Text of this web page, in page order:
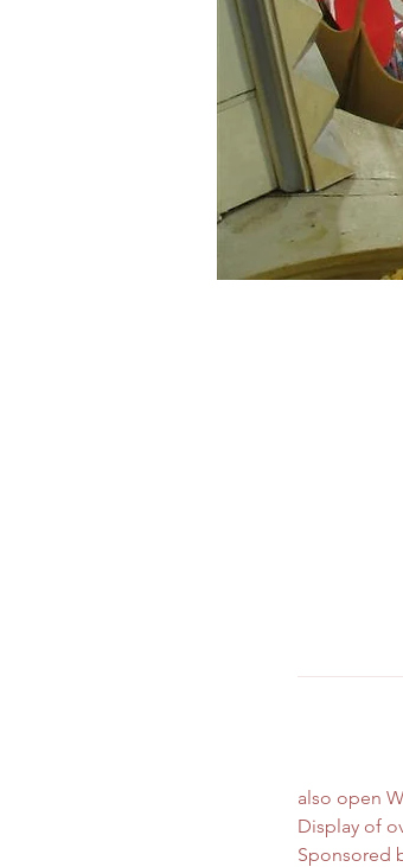
also open
Display of
Sponsored